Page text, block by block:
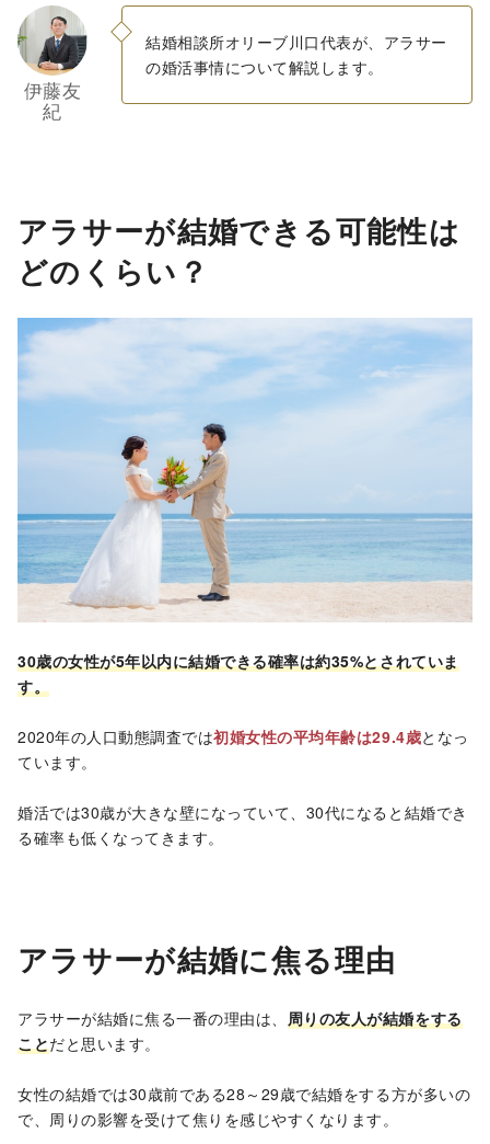
伊藤友
紀
結婚相談所オリーブ川口代表が、アラサー
の婚活事情について解説します。
アラサーが結婚できる可能性は
どのくらい？
30歳の女性が5年以内に結婚できる確率は約35%とされていま
す。
2020年の人口動態調査では初婚女性の平均年齢は29.4歳となっ
ています。
婚活では30歳が大きな壁になっていて、30代になると結婚でき
る確率も低くなってきます。
アラサーが結婚に焦る理由
アラサーが結婚に焦る一番の理由は、 周りの友人が結婚をする
ことだと思います。
女性の結婚では30歳前である28～29歳で結婚をする方が多いの
で、周りの影響を受けて焦りを感じやすくなります。